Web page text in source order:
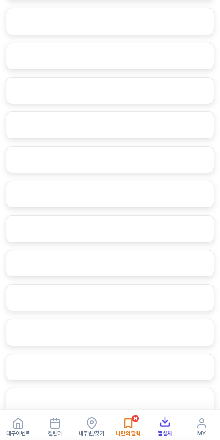
대구이벤트 캘린더 내주변/찾기
N
나만의 달력 앱설치 MY